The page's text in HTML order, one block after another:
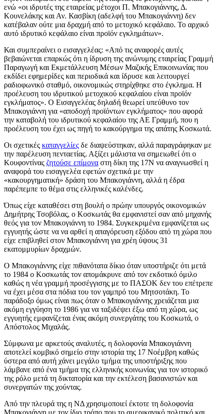
ενώ «οι ιδρυτές της εταιρείας μέτοχοι Π. Μπακογιάννης, Δ.
Κουνελάκης και Αν. Κασβίκη (αδελφή του Μπακογιάννη) δεν
κατέβαλαν ούτε μια δραχμή από το μετοχικό κεφάλαιο. Το αρχικό
αυτό ιδρυτικό κεφάλαιο είναι προϊόν εγκλημάτων».
Και συμπεραίνει ο εισαγγελέας: «Από τις αναφορές αυτές
βεβαιώνεται επαρκώς ότι η ίδρυση της ανώνυμης εταιρείας Γραμμή
Παραγωγή και Εκμετάλλευση Μέσων Μαζικής Επικοινωνίας που
εκδίδει εφημερίδες και περιοδικά και ίδρυσε και λειτουργεί
ραδιοφωνικό σταθμό, οικονομικώς στηρίχθηκε στο έγκλημα. Η
προέλευση του ιδρυτικού μετοχικού κεφαλαίου είναι προϊόν
εγκλήματος». Ο Εισαγγελέας δηλαδή θεωρεί υπεύθυνο τον
Μπακογιάννη για «αποδοχή προϊόντων εγκλήματος» που αφορά
την καταβολή του ιδρυτικού κεφαλαίου της ΑΕ Γραμμή, που η
προέλευση του έχει ως πηγή το κακούργημα της απάτης Κοσκωτά.
Οι σχετικές καταγγελίες δε διαψεύστηκαν, αλλά παραγράφηκαν με
την παρέλευση πενταετίας. Αξίζει μάλιστα να σημειωθεί ότι ο
Κουφοντίνας ζητούσε επίμονα στη δίκη της 17Ν να αναγνωσθεί η
αναφορά του εισαγγελέα εφετών σχετικά με την
«κακουργηματική» δράση του Μπακογιάννη, αλλά η έδρα
παρέπεμπε το θέμα στις ελληνικές καλένδες.
Όπως είχε καταθέσει στη βουλή ο πρώην υπουργός οικονομικών
Δημήτρης Τσοβόλας, ο Κοσκωτάς θα εμφανιστεί σαν από μηχανής
θεός για τον Μπακογιάννη το 1984. Συγκεκριμένα εμφανίζεται ως
εγγυητής ώστε να να αρθεί η απαγόρευση εξόδου από τη χώρα που
είχε επιβληθεί στον Μπακογιάννη για χρέη ύψους 31
εκατομμυρίων δραχμών.
Ο Μπακογιάννης είχε πιθανότατα δίκιο όταν υποστήριζε ότι μετά
το 1984 ο Κοσκωτάς τον απομάκρυνε από τον εκδοτικό όμιλο
καθώς η νέα γραμμή προσέγγισης με το ΠΑΣΟΚ δεν του επέτρεπε
να έχει μέσα στα πόδια του τον γαμπρό του Μητσοτάκη. Το
παράδοξο όμως είναι πως όταν ο Μπακογιάννης χρειάζεται μια
ακόμη εγγύηση το 1986 για να ταξιδέψει έξω από τη χώρα, ως
εγγυητής εμφανίζεται ένας ακόμη συνεργάτης του Κοσκωτά, ο
Απόστολος Μιχαλάς.
Σύμφωνα με αρκετούς αναλυτές, η δολοφονία Μπακογιάννη
αποτελεί κομβικό σημείο στην ιστορία της 17 Νοέμβρη καθώς
ύστερα από αυτή χάνει μεγάλο τμήμα της υποστήριξης που
λάμβανε από ένα τμήμα της ελληνικής κοινωνίας για τον ιστορικό
της ρόλο μετά τη δικτατορία και την εκτέλεση βασανιστών και
συνεργατών της χούντας.
Από την πλευρά της η ΝΔ χρησιμοποιεί έκτοτε τη δολοφονία
Μπακογιάννη με τον ίδιο τρόπο που το αμερικανικό πολιτικό και